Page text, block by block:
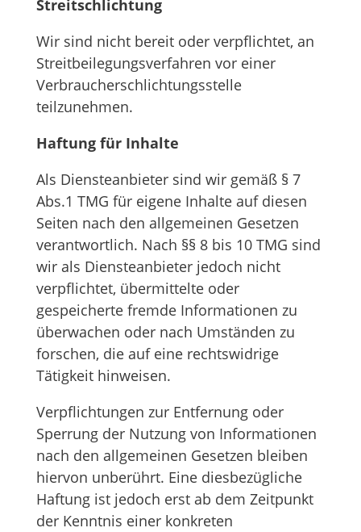
Streitschlichtung
Wir sind nicht bereit oder verpflichtet, an
Streitbeilegungsverfahren vor einer
Verbraucherschlichtungsstelle
teilzunehmen.
Haftung für Inhalte
Als Diensteanbieter sind wir gemäß § 7
Abs.1 TMG für eigene Inhalte auf diesen
Seiten nach den allgemeinen Gesetzen
verantwortlich. Nach §§ 8 bis 10 TMG sind
wir als Diensteanbieter jedoch nicht
verpflichtet, übermittelte oder
gespeicherte fremde Informationen zu
überwachen oder nach Umständen zu
forschen, die auf eine rechtswidrige
Tätigkeit hinweisen.
Verpflichtungen zur Entfernung oder
Sperrung der Nutzung von Informationen
nach den allgemeinen Gesetzen bleiben
hiervon unberührt. Eine diesbezügliche
Haftung ist jedoch erst ab dem Zeitpunkt
der Kenntnis einer konkreten